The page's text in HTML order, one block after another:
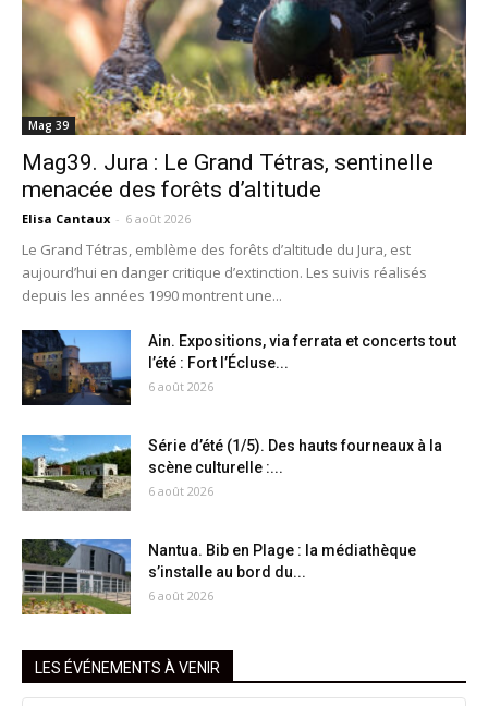
Mag 39
Mag39. Jura : Le Grand Tétras, sentinelle
menacée des forêts d’altitude
Elisa Cantaux - 6 août 2026
Le Grand Tétras, emblème des forêts d’altitude du Jura, est
aujourd’hui en danger critique d’extinction. Les suivis réalisés
depuis les années 1990 montrent une...
Ain. Expositions, via ferrata et concerts tout
l’été : Fort l’Écluse...
6 août 2026
Série d’été (1/5). Des hauts fourneaux à la
scène culturelle :...
6 août 2026
Nantua. Bib en Plage : la médiathèque
s’installe au bord du...
6 août 2026
LES ÉVÉNEMENTS À VENIR